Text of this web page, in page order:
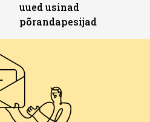
uued usinad
põrandapesijad